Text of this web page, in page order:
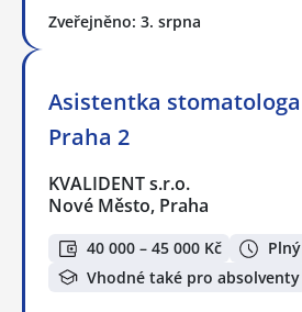
Zveřejněno: 3. srpna
Asistentka
Praha 2
KVALIDENT s.r.o.
Nové Město, Praha
40 000 – 45 000 Kč
Vhodné také pro absolventy